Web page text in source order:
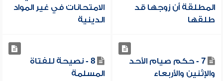
المطلقة أن زوجها قد
طلقها
الامتحانات في غير المواد
الدينية
7 - حكم صيام الأحد
والإثنين والأربعاء
8 - نصيحة للفتاة
المسلمة